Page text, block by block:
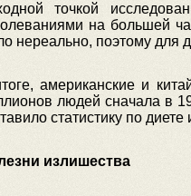
точкой
на большей
нереально, поэтому для
американские и
людей сначала в
статистику по
излишества